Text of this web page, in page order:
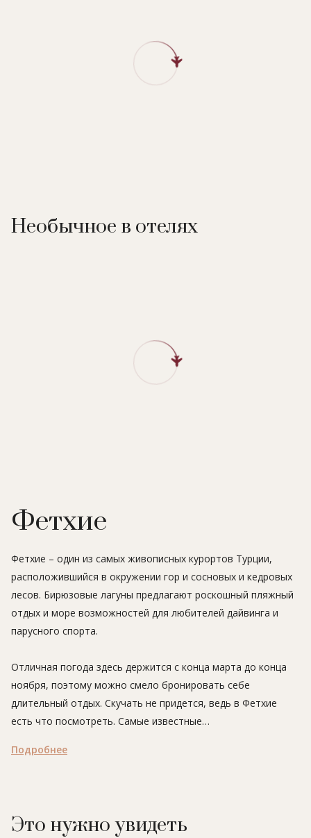
Необычное в отелях
Фетхие
Фетхие – один из самых живописных курортов Турции,
расположившийся в окружении гор и сосновых и кедровых
лесов. Бирюзовые лагуны предлагают роскошный пляжный
отдых и море возможностей для любителей дайвинга и
парусного спорта.
Отличная погода здесь держится с конца марта до конца
ноября, поэтому можно смело бронировать себе
длительный отдых. Скучать не придется, ведь в Фетхие
есть что посмотреть. Самые известные
гробницы, руины античных городов и средневековых
«Голубая лагуна».
Подробнее
Это нужно увидеть